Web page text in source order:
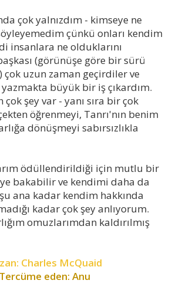
çok yalnızdım - kimseye ne
çünkü onları kendim
insanlara ne olduklarını
(görünüşe göre bir sürü
uzun zaman geçirdiler ve
büyük bir iş çıkardım.
şey var - yanı sıra bir çok
öğrenmeyi, Tanrı'nın benim
dönüşmeyi sabırsızlıkla
ödüllendirildiği için mutlu bir
bakabilir ve kendimi daha da
ana kadar kendim hakkında
kadar çok şey anlıyorum.
omuzlarımdan kaldırılmış
Charles McQuaid
Tercüme eden: Anu